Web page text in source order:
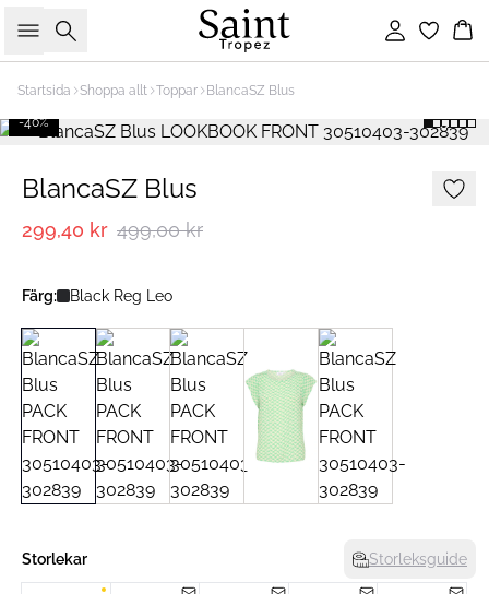
Sök Logga in
Startsida Shoppa allt Toppar BlancaSZ Blus
-40%
BlancaSZ Blus
299,40 kr 499,00 kr
Färg: Black Reg Leo
Storlekar Storleksguide